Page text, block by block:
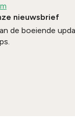
nieuwsbrief
de boeiende